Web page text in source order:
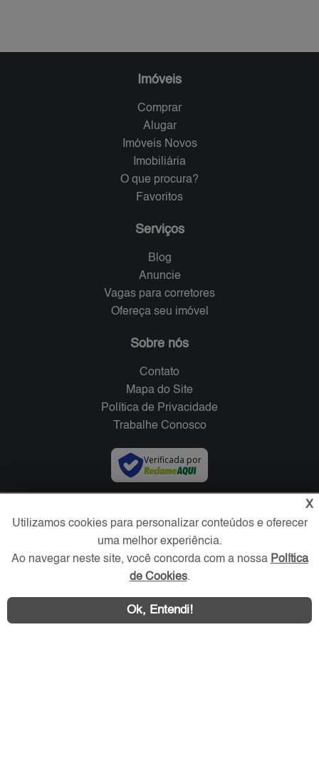
Imóveis
Comprar
Alugar
Imóveis Novos
Imobiliária
O que procura?
Favoritos
Serviços
Blog
Anuncie
Vagas para corretores
Ofereça seu imóvel
Sobre nós
Contato
Mapa do Site
Política de Privacidade
Trabalhe Conosco
Verificada por
X
Utilizamos cookies para personalizar conteúdos e oferecer
uma melhor experiência.
Ao navegar neste site, você concorda com a nossa Política
de Cookies.
Ok, Entendi!